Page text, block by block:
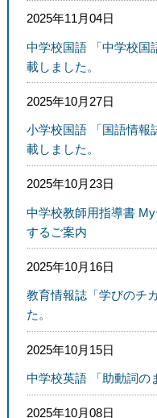
2025年11月04日
中学校国語 「中学校国
載しました。
2025年10月27日
小学校国語 「国語情報
載しました。
2025年10月23日
中学校教師用指導書
するご案内
2025年10月16日
教育情報誌「学びのチ
た。
2025年10月15日
中学校英語 「助動詞の
2025年10月08日